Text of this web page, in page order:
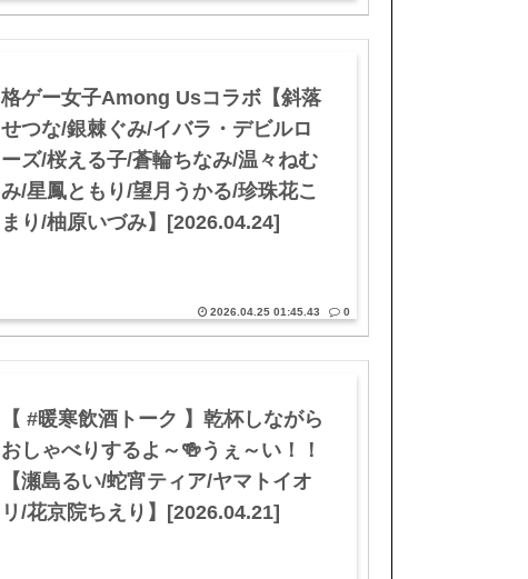
格ゲー女子Among Usコラボ【斜落
せつな/銀棘ぐみ/イバラ・デビルロ
ーズ/桜える子/蒼輪ちなみ/温々ねむ
み/星鳳ともり/望月うかる/珍珠花こ
まり/柚原いづみ】[2026.04.24]
2026.04.25 01:45.43 0
【 #暖寒飲酒トーク 】乾杯しながら
おしゃべりするよ～🍻うぇ～い！！
【瀬島るい/蛇宵ティア/ヤマトイオ
リ/花京院ちえり】[2026.04.21]